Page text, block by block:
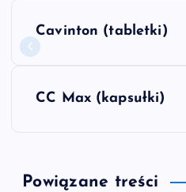
N
a
g
Cavinton (tabletki)
CC Max (kapsułki)
Powiązane treści